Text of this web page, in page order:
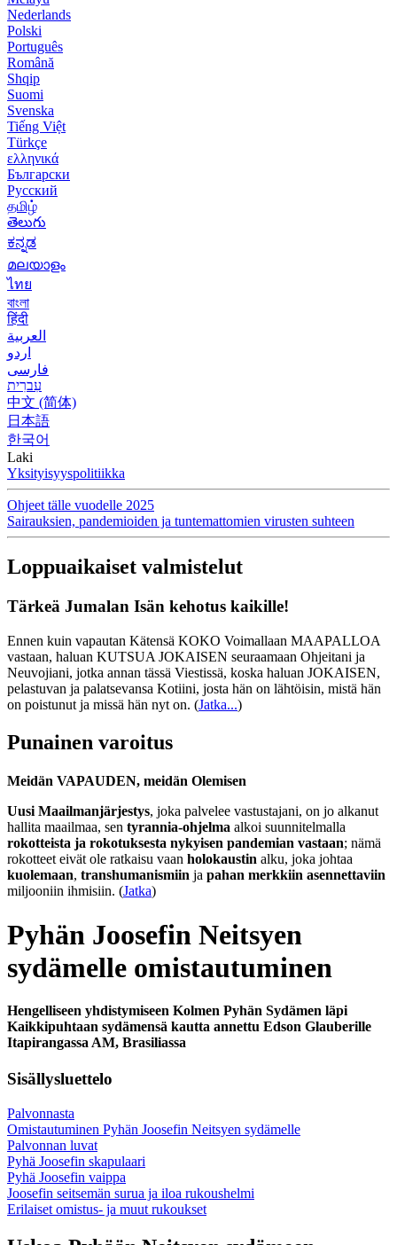
Nederlands
Polski
Português
Română
Shqip
Suomi
Svenska
Tiếng Việt
Türkçe
ελληνικά
Български
Русский
தமிழ்
తెలుగు
ಕನ್ನಡ
മലയാളം
ไทย
বাংলা
हिंदी
العربية
اردو
فارسی
עִברִית
中文 (简体)
日本語
한국어
Laki
Yksityisyyspolitiikka
Ohjeet tälle vuodelle 2025
Sairauksien, pandemioiden ja tuntemattomien virusten suhteen
Loppuaikaiset valmistelut
Tärkeä Jumalan Isän kehotus kaikille!
Ennen kuin vapautan Kätensä KOKO Voimallaan MAAPALLOA
vastaan, haluan KUTSUA JOKAISEN seuraamaan Ohjeitani ja
Neuvojiani, jotka annan tässä Viestissä, koska haluan JOKAISEN,
pelastuvan ja palatsevansa Kotiini, josta hän on lähtöisin, mistä hän
on poistunut ja missä hän nyt on. (Jatka...)
Punainen varoitus
Meidän VAPAUDEN, meidän Olemisen
Uusi Maailmanjärjestys, joka palvelee vastustajani, on jo alkanut
hallita maailmaa, sen tyrannia-ohjelma alkoi suunnitelmalla
rokotteista ja rokotuksesta nykyisen pandemian vastaan; nämä
rokotteet eivät ole ratkaisu vaan holokaustin alku, joka johtaa
kuolemaan, transhumanismiin ja pahan merkkiin asennettaviin
miljooniin ihmisiin. (Jatka)
Pyhän Joosefin Neitsyen
sydämelle omistautuminen
Hengelliseen yhdistymiseen Kolmen Pyhän Sydämen läpi
Kaikkipuhtaan sydämensä kautta annettu Edson Glauberille
Itapirangassa AM, Brasiliassa
Sisällysluettelo
Palvonnasta
Omistautuminen Pyhän Joosefin Neitsyen sydämelle
Palvonnan luvat
Pyhä Joosefin skapulaari
Pyhä Joosefin vaippa
Joosefin seitsemän surua ja iloa rukoushelmi
Erilaiset omistus- ja muut rukoukset